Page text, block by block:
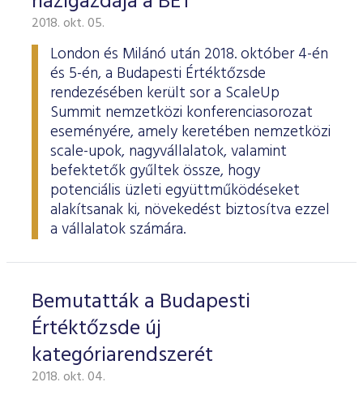
2018. okt. 05.
London és Milánó után 2018. október 4-én
és 5-én, a Budapesti Értéktőzsde
rendezésében került sor a ScaleUp
Summit nemzetközi konferenciasorozat
eseményére, amely keretében nemzetközi
scale-upok, nagyvállalatok, valamint
befektetők gyűltek össze, hogy
potenciális üzleti együttműködéseket
alakítsanak ki, növekedést biztosítva ezzel
a vállalatok számára.
Bemutatták a Budapesti
Értéktőzsde új
kategóriarendszerét
2018. okt. 04.